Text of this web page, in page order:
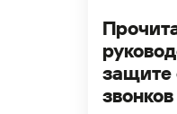
защите
звонков